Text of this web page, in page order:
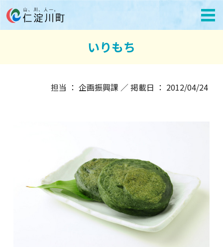
いりもち
担当 ： 企画振興課 ／ 掲載日 ： 2012/04/24